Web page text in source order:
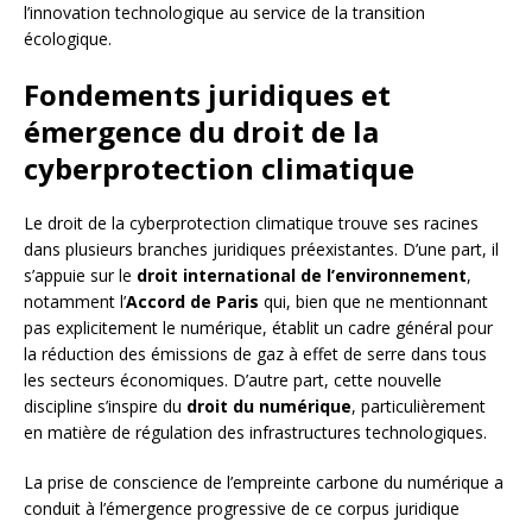
l’innovation technologique au service de la transition
écologique.
Fondements juridiques et
émergence du droit de la
cyberprotection climatique
Le droit de la cyberprotection climatique trouve ses racines
dans plusieurs branches juridiques préexistantes. D’une part, il
s’appuie sur le droit international de l’environnement,
notamment l’Accord de Paris qui, bien que ne mentionnant
pas explicitement le numérique, établit un cadre général pour
la réduction des émissions de gaz à effet de serre dans tous
les secteurs économiques. D’autre part, cette nouvelle
discipline s’inspire du droit du numérique, particulièrement
en matière de régulation des infrastructures technologiques.
La prise de conscience de l’empreinte carbone du numérique a
conduit à l’émergence progressive de ce corpus juridique